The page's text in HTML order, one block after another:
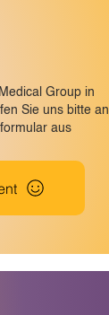
Group in
Sie uns bitte an
aus